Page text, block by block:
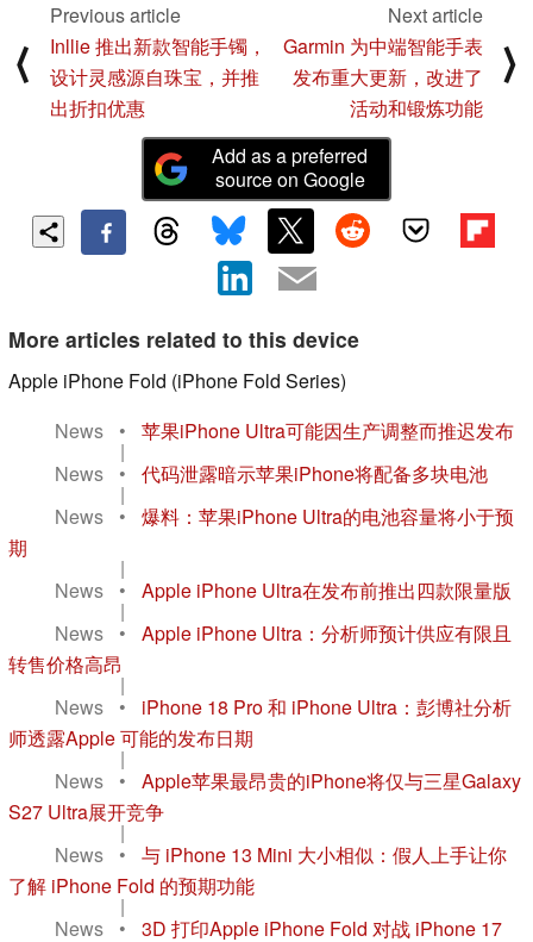
⟨
Previous article
Inllie 推出新款智能手镯，
设计灵感源自珠宝，并推
出折扣优惠
Next article
Garmin 为中端智能手表
发布重大更新，改进了
活动和锻炼功能
⟩
Add as a preferred
source on Google
More articles related to this device
Apple iPhone Fold (iPhone Fold Series)
News
• 苹果iPhone Ultra可能因生产调整而推迟发布
|
News
• 代码泄露暗示苹果iPhone将配备多块电池
|
News
•
爆料：苹果iPhone Ultra的电池容量将小于预
期
|
News
• Apple iPhone Ultra在发布前推出四款限量版
|
News
•
Apple iPhone Ultra：分析师预计供应有限且
转售价格高昂
|
News
•
iPhone 18 Pro 和 iPhone Ultra：彭博社分析
师透露Apple 可能的发布日期
|
News
•
Apple苹果最昂贵的iPhone将仅与三星Galaxy
S27 Ultra展开竞争
|
News
•
与 iPhone 13 Mini 大小相似：假人上手让你
了解 iPhone Fold 的预期功能
|
News
•
3D 打印Apple iPhone Fold 对战 iPhone 17